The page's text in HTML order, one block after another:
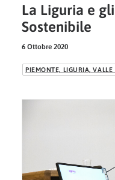
La Liguria e
Sostenibile
6 Ottobre 2020
PIEMONTE, LIGURIA, VALLE